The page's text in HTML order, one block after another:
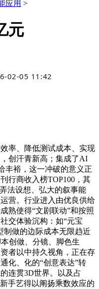
应用 >
元
02-05 11:42
、降低测试成本、实现
创汗青新高；集成了AI
丰裕，这一冲破的意义正
行商收入榜TOP100，其
法设想、弘大的叙事能
营。行业进入由优良供给
熟使得“文剧联动”和按照
交体验沉构：如“元宝
制做的边际成本无限趋近
创做、分镜、脚色生
者以中持久视角，正在存
化、化的“创意表达”转
连贯3D世界。以及占
手艺得以阐扬乘数效应的